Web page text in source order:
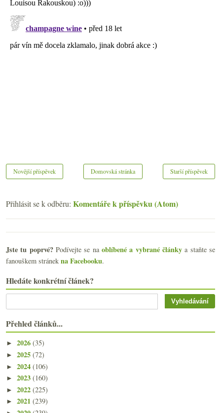
Novější příspěvek Starší příspěvek
Domovská stránka
Přihlásit se k odběru: Komentáře k příspěvku (Atom)
Jste tu poprvé?Podívejte se naoblíbené a vybrané články a staňte se
fanouškem stránek na Facebooku.
Hledáte konkrétní článek?
Přehled článků...
► 2026 (35)
► 2025 (72)
► 2024 (106)
► 2023 (160)
► 2022 (225)
► 2021 (239)